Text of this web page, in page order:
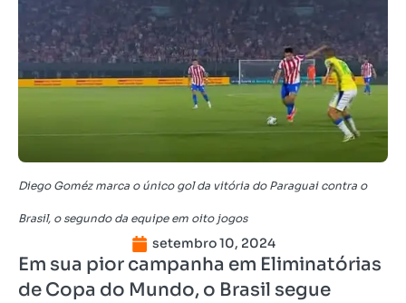
Diego Goméz marca o único gol da vitória do Paraguai contra o
Brasil, o segundo da equipe em oito jogos
setembro 10, 2024
Em sua pior campanha em Eliminatórias
de Copa do Mundo, o Brasil segue